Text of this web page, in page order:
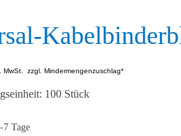
MwSt. zzgl. Mindermengenzuschlag*
100 Stück
7 Tage